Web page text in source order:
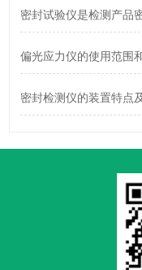
密封试验仪是检测产品
偏光应力仪的使用范围
密封检测仪的装置特点